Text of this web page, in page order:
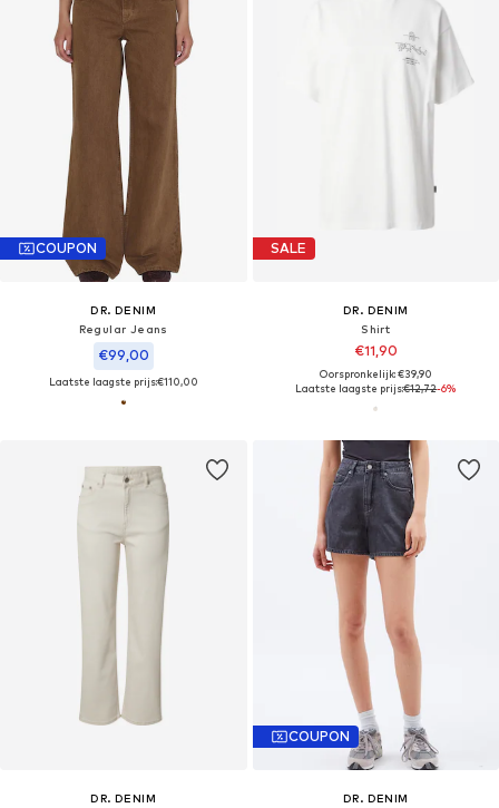
COUPON
DR. DENIM
Regular Jeans
€99,00
Laatste laagste prijs:€110,00
SALE
DR. DENIM
Shirt
€11,90
Oorspronkelijk: €39,90
Laatste laagste prijs:€12,72-6%
DR. DENIM
COUPON
DR. DENIM